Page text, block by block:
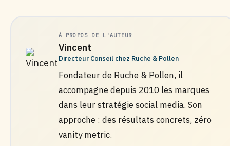
À PROPOS DE L'AUTEUR
Vincent
Directeur Conseil chez Ruche & Pollen
Fondateur de Ruche & Pollen, il
accompagne depuis 2010 les marques
dans leur stratégie social media. Son
approche : des résultats concrets, zéro
vanity metric.